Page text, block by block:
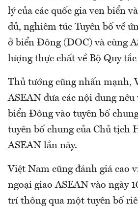
lý của các quốc gia ven biển
đủ, nghiêm túc Tuyên bố về
ở biển Đông (DOC) và cùng
lượng thực chất về Bộ Quy
Thủ tướng cũng nhấn mạnh,
ASEAN đưa các nội dung nêu
biển Đông vào tuyên bố
tuyên bố chung của Chủ tịch
ASEAN lần này.
Việt Nam cũng đánh giá cao
ngoại giao ASEAN vào ngày
trí thông qua một tuyên bố